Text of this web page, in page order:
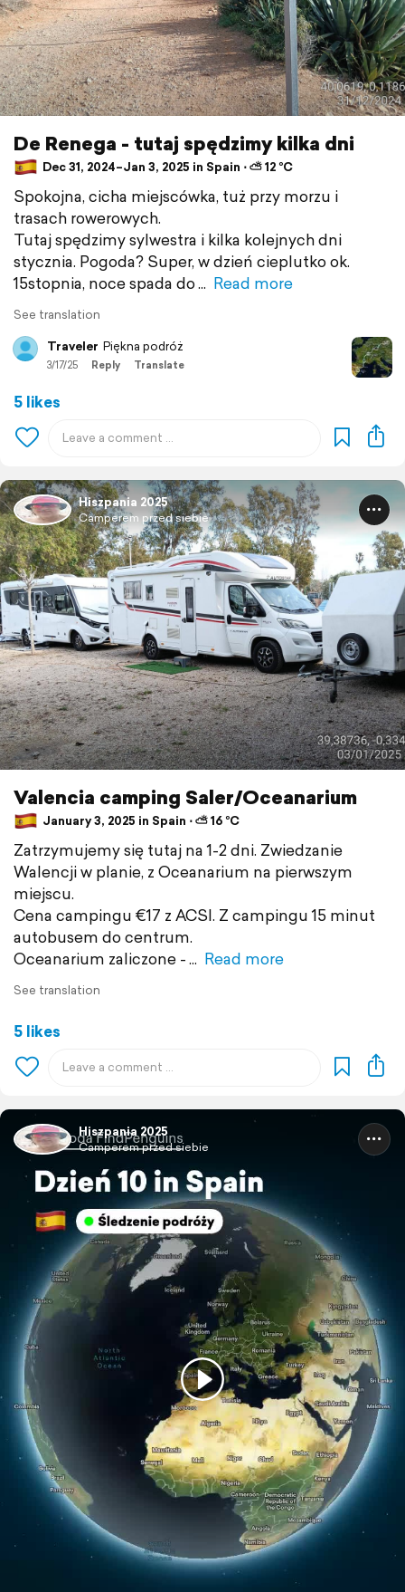
De Renega - tutaj spędzimy kilka dni
Dec 31, 2024–Jan 3, 2025 in Spain ⋅ ⛅ 12 °C
Spokojna, cicha miejscówka, tuż przy morzu i
trasach rowerowych.
Tutaj spędzimy sylwestra i kilka kolejnych dni
stycznia. Pogoda? Super, w dzień cieplutko ok.
15stopnia, noce spada do
Read more
See translation
Traveler Piękna podróż
3/17/25 Reply Translate
5 likes
Hiszpania 2025
Camperem przed siebie
Valencia camping Saler/Oceanarium
January 3, 2025 in Spain ⋅ ⛅ 16 °C
Zatrzymujemy się tutaj na 1-2 dni. Zwiedzanie
Walencji w planie, z Oceanarium na pierwszym
miejscu.
Cena campingu €17 z ACSI. Z campingu 15 minut
autobusem do centrum.
Oceanarium zaliczone -
Read more
See translation
5 likes
Hiszpania 2025
Camperem przed siebie